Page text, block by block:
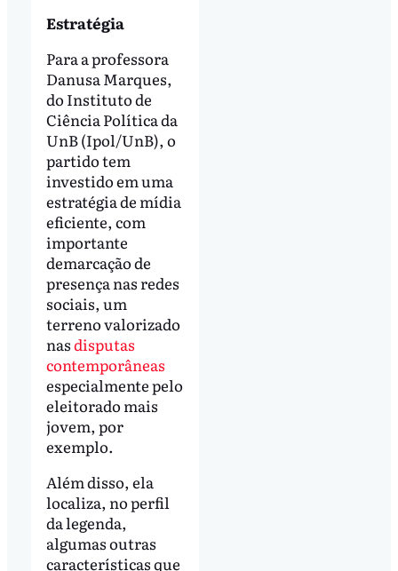
Estratégia
Para a professora
Danusa Marques,
do Instituto de
Ciência Política da
UnB (Ipol/UnB), o
partido tem
investido em uma
estratégia de mídia
eficiente, com
importante
demarcação de
presença nas redes
sociais, um
terreno valorizado
nasdisputas
contemporâneas
especialmente pelo
eleitorado mais
jovem, por
exemplo.
Além disso, ela
localiza, no perfil
da legenda,
algumas outras
características que